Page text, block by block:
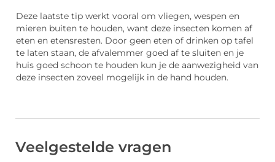
Deze laatste tip werkt vooral om vliegen, wespen en
mieren buiten te houden, want deze insecten komen af
eten en etensresten. Door geen eten of drinken op tafel
te laten staan, de afvalemmer goed af te sluiten en je
huis goed schoon te houden kun je de aanwezigheid van
deze insecten zoveel mogelijk in de hand houden.
Veelgestelde vragen